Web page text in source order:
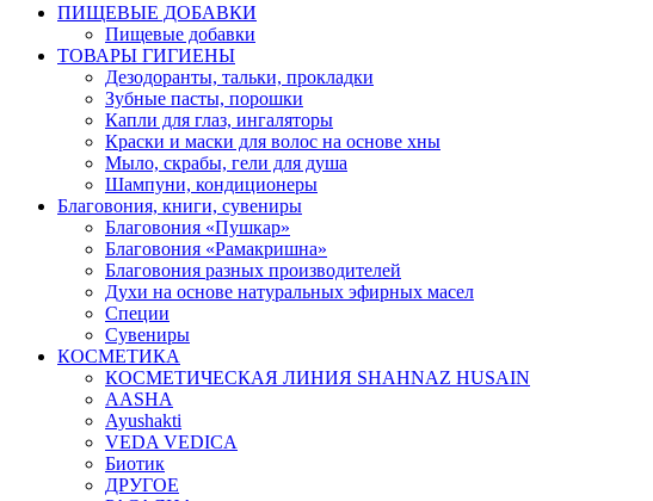
ПИЩЕВЫЕ ДОБАВКИ
Пищевые добавки
ТОВАРЫ ГИГИЕНЫ
Дезодоранты, тальки, прокладки
Зубные пасты, порошки
Капли для глаз, ингаляторы
Краски и маски для волос на основе хны
Мыло, скрабы, гели для душа
Шампуни, кондиционеры
Благовония, книги, сувениры
Благовония «Пушкар»
Благовония «Рамакришна»
Благовония разных производителей
Духи на основе натуральных эфирных масел
Специи
Сувениры
КОСМЕТИКА
КОСМЕТИЧЕСКАЯ ЛИНИЯ SHAHNAZ HUSAIN
AASHA
Ayushakti
VEDA VEDICA
Биотик
ДРУГОЕ